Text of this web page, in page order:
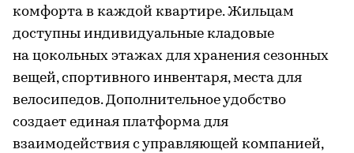
комфорта в каждой квартире. Жильцам
доступны индивидуальные кладовые
на цокольных этажах для хранения сезонных
вещей, спортивного инвентаря, места для
велосипедов. Дополнительное удобство
создает единая платформа для
взаимодействия с управляющей компанией,